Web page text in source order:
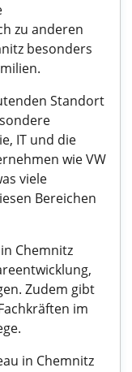
zu anderen
besonders
Standort
IT und die
wie VW
viele
Bereichen
Chemnitz
Zudem gibt
im
in Chemnitz